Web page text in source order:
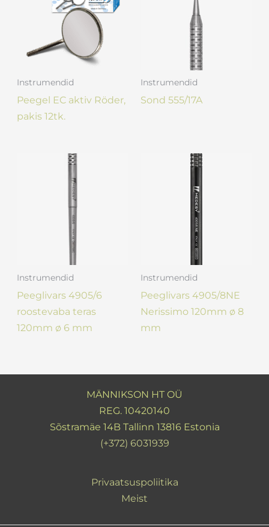
Instrumendid
Peegel EC aktiv Röder,
pakis 12tk.
Instrumendid
Sond 555/17A
Instrumendid
Peeglivars 4905/6
roostevaba teras
120mm ø 6 mm
Instrumendid
Peeglivars 4905/8NE
Nerissimo 120mm ø 8
mm
MÄNNIKSON HT OÜ
REG. 10420140
Sõstramäe 14B Tallinn 13816 Estonia
(+372) 6031939
Privaatsuspoliitika
Meist